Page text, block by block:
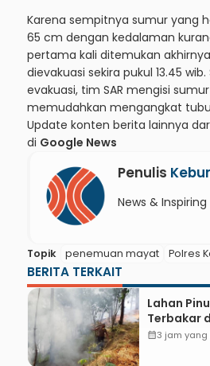
Karena sempitnya sumur yang
65 cm dengan kedalaman
pertama kali ditemukan
dievakuasi sekira pukul 13.45
evakuasi, tim SAR mengisi
memudahkan mengangkat
Update konten berita lainnya
di Google News
Penulis
News & Inspiring
Topik penemuan mayat Polres
BERITA TERKAIT
Lahan
Terbakar
dan
calendar_month3 jam yang